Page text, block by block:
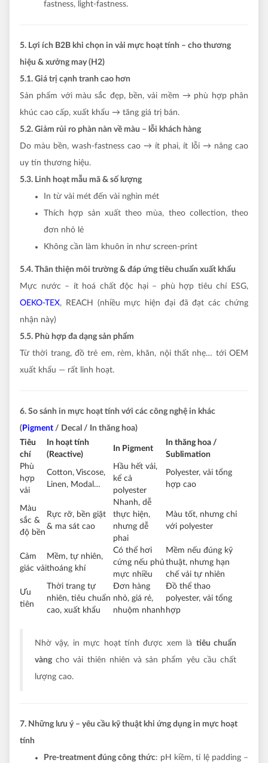
fastness, light-fastness.
5. Lợi ích B2B khi chọn in vải mực hoạt tính – cho thương
hiệu & xưởng may (H2)
5.1. Giá trị cạnh tranh cao hơn
Sản phẩm với màu sắc đẹp, bền, vải mềm → phù hợp phân
khúc cao cấp, xuất khẩu → tăng giá trị bán.
5.2. Giảm rủi ro phàn nàn về màu – lỗi khách hàng
Do màu bền, wash-fastness cao → ít phai, ít lỗi → nâng cao
uy tín thương hiệu.
5.3. Linh hoạt mẫu mã & số lượng
In từ vài mét đến vài nghìn mét
Thích hợp sản xuất theo mùa, theo collection, theo
đơn nhỏ lẻ
Không cần làm khuôn in như screen-print
5.4. Thân thiện môi trường & đáp ứng tiêu chuẩn xuất khẩu
Mực nước – ít hoá chất độc hại – phù hợp tiêu chí ESG,
OEKO-TEX, REACH (nhiều mực hiện đại đã đạt các chứng
nhận này)
5.5. Phù hợp đa dạng sản phẩm
Từ thời trang, đồ trẻ em, rèm, khăn, nội thất nhẹ… tới OEM
xuất khẩu — rất linh hoạt.
6. So sánh in mực hoạt tính với các công nghệ in khác
( Pigment / Decal / In thăng hoa)
Tiêu
chí
In hoạt tính
(Reactive)
In Pigment
In thăng hoa /
Sublimation
Phù
hợp
vải
Cotton, Viscose,
Linen, Modal…
Hầu hết vải,
kể cả
polyester
Polyester, vải tổng
hợp cao
Màu
sắc &
độ bền
Rực rỡ, bền giặt
& ma sát cao
Nhanh, dễ
thực hiện,
nhưng dễ
phai
Màu tốt, nhưng chỉ
với polyester
Cảm
giác vải
Mềm, tự nhiên,
thoáng khí
Có thể hơi
cứng nếu phủ
mực nhiều
Mềm nếu đúng kỹ
thuật, nhưng hạn
chế vải tự nhiên
Ưu
tiên
Thời trang tự
nhiên, tiêu chuẩn
cao, xuất khẩu
Đơn hàng
nhỏ, giá rẻ,
nhuộm nhanh
Đồ thể thao
polyester, vải tổng
hợp
Nhờ vậy, in mực hoạt tính được xem là tiêu chuẩn
vàng cho vải thiên nhiên và sản phẩm yêu cầu chất
lượng cao.
7. Những lưu ý – yêu cầu kỹ thuật khi ứng dụng in mực hoạt
tính
Pre-treatment đúng công thức: pH kiềm, tỉ lệ padding –